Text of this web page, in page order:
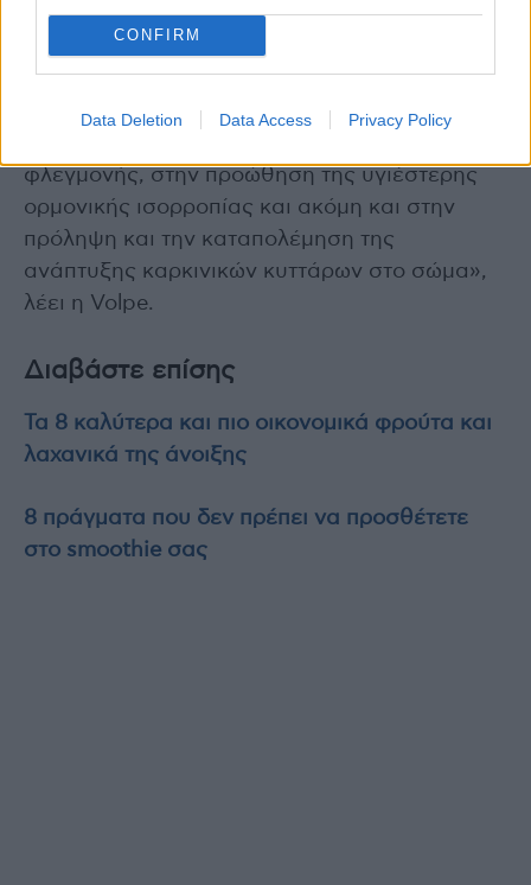
CONFIRM
Data Deletion Data Access Privacy Policy
παρουσία της ινδόλης-3 καρβινόλης, μιας
ουσίας που προέρχεται από την κατανάλωση
σταυρανθών λαχανικών όπως το λάχανο.
«Αυτή η αντιοξειδωτική ένωση έχει
φλεγμονής, στην προώθηση της υγιέστερης
ορμονικής ισορροπίας και ακόμη και στην
πρόληψη και την καταπολέμηση της
ανάπτυξης καρκινικών κυττάρων στο σώμα»,
λέει η Volpe.
Διαβάστε επίσης
Τα 8 καλύτερα και πιο οικονομικά φρούτα και
λαχανικά της άνοιξης
8 πράγματα που δεν πρέπει να προσθέτετε
στο smoothie σας